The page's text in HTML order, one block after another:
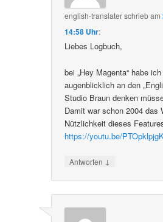
english-translaterschriebam
14:58 Uhr:
Liebes Logbuch,
bei „Hey Magenta“ habe
augenblicklich an den
Studio Braun denken
Damit war schon 2004 das
Nützlichkeit dieses
https://youtu.be/
Antworten ↓